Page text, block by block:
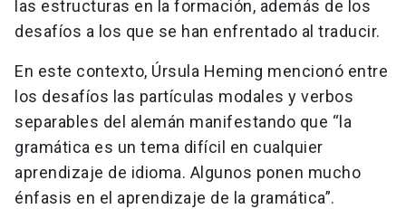
las estructuras en la formación, además de los
desafíos a los que se han enfrentado al traducir.
En este contexto, Úrsula Heming mencionó entre
los desafíos las partículas modales y verbos
separables del alemán manifestando que “la
gramática es un tema difícil en cualquier
aprendizaje de idioma. Algunos ponen mucho
énfasis en el aprendizaje de la gramática”.